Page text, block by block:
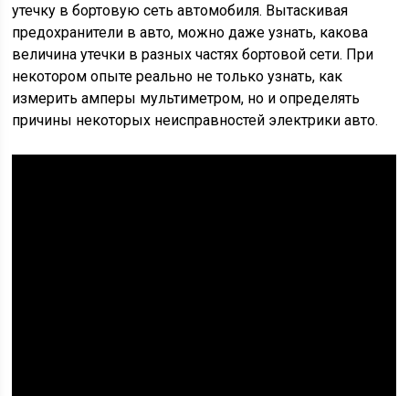
утечку в бортовую сеть автомобиля. Вытаскивая
предохранители в авто, можно даже узнать, какова
величина утечки в разных частях бортовой сети. При
некотором опыте реально не только узнать, как
измерить амперы мультиметром, но и определять
причины некоторых неисправностей электрики авто.